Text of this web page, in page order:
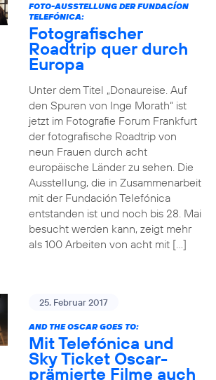
FOTO-AUSSTELLUNG DER FUNDACÍON
TELEFÓNICA:
Fotografischer
Roadtrip quer durch
Europa
Unter dem Titel „Donaureise. Auf
den Spuren von Inge Morath“ ist
jetzt im Fotografie Forum Frankfurt
der fotografische Roadtrip von
neun Frauen durch acht
europäische Länder zu sehen. Die
Ausstellung, die in Zusammenarbeit
mit der Fundación Telefónica
entstanden ist und noch bis 28. Mai
besucht werden kann, zeigt mehr
als 100 Arbeiten von acht mit […]
25. Februar 2017
AND THE OSCAR GOES TO:
Mit Telefónica und
Sky Ticket Oscar-
prämierte Filme auch